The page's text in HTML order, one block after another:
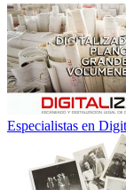
Especialistas en